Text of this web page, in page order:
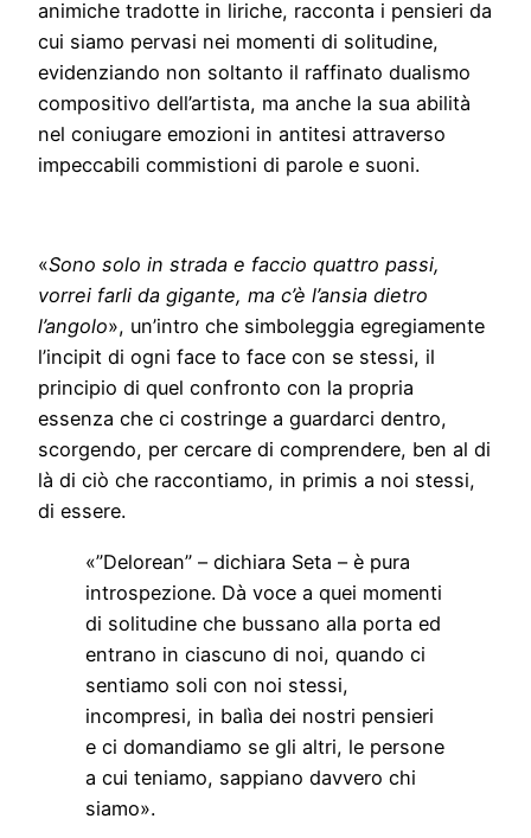
animiche tradotte in liriche, racconta i pensieri da
cui siamo pervasi nei momenti di solitudine,
evidenziando non soltanto il raffinato dualismo
compositivo dell’artista, ma anche la sua abilità
nel coniugare emozioni in antitesi attraverso
impeccabili commistioni di parole e suoni.
«Sono solo in strada e faccio quattro passi,
vorrei farli da gigante, ma c’è l’ansia dietro
l’angolo», un’intro che simboleggia egregiamente
l’incipit di ogni face to face con se stessi, il
principio di quel confronto con la propria
essenza che ci costringe a guardarci dentro,
scorgendo, per cercare di comprendere, ben al di
là di ciò che raccontiamo, in primis a noi stessi,
di essere.
«”Delorean” – dichiara Seta – è pura
introspezione. Dà voce a quei momenti
di solitudine che bussano alla porta ed
entrano in ciascuno di noi, quando ci
sentiamo soli con noi stessi,
incompresi, in balìa dei nostri pensieri
e ci domandiamo se gli altri, le persone
a cui teniamo, sappiano davvero chi
siamo».